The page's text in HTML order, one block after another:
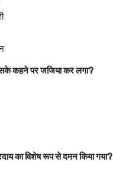
कहने पर जजिया कर लगा?
का विशेष रूप से दमन किया गया?